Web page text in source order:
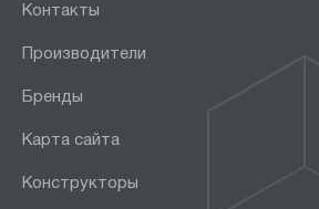
Контакты
Производители
Бренды
Карта сайта
Конструкторы